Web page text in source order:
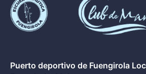
Puerto deportivo de Fuengirola